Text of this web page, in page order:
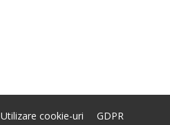
Utilizare cookie-uri GDPR